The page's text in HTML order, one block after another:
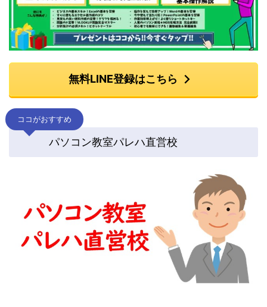
無料LINE登録はこちら
ココがおすすめ
パソコン教室パレハ直営校